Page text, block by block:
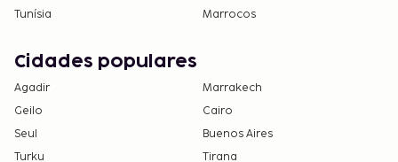
Tunísia
Marrocos
Cidades populares
Agadir
Marrakech
Geilo
Cairo
Seul
Buenos Aires
Turku
Tirana